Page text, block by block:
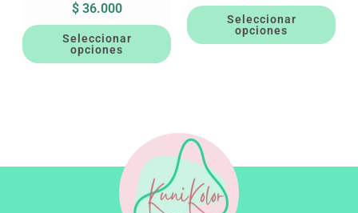
$36.000
Seleccionar
opciones
Seleccionar
opciones